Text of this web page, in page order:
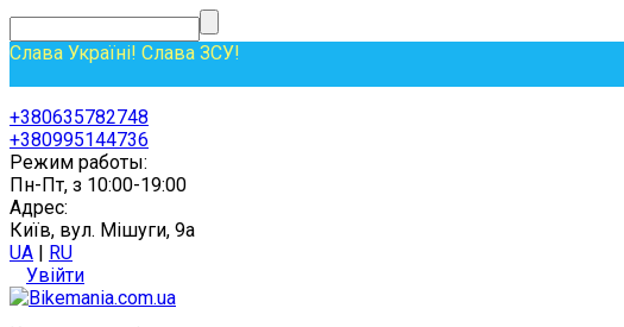
Слава Україні! Слава ЗСУ!
+380635782748
+380995144736
Режим работы:
Пн-Пт, з 10:00-19:00
Адрес:
Київ, вул. Мішуги, 9а
UA | RU
Увійти